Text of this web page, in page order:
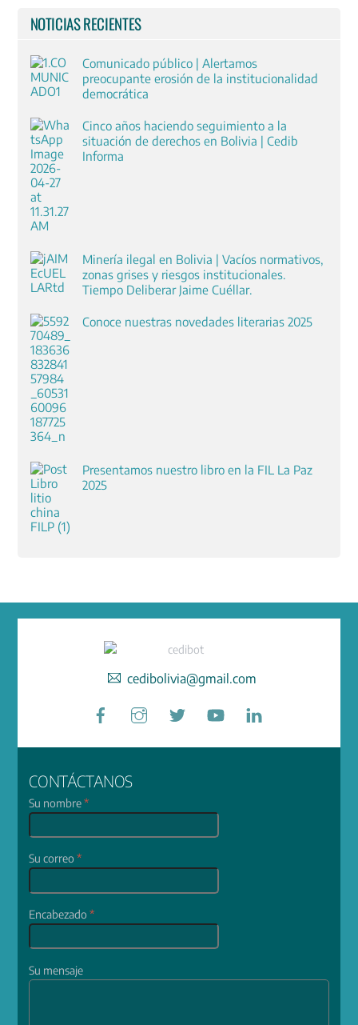
NOTICIAS RECIENTES
Comunicado público | Alertamos
preocupante erosión de la institucionalidad
democrática
Cinco años haciendo seguimiento a la
situación de derechos en Bolivia | Cedib
Informa
Minería ilegal en Bolivia | Vacíos normativos,
zonas grises y riesgos institucionales.
Tiempo Deliberar Jaime Cuéllar.
Conoce nuestras novedades literarias 2025
Presentamos nuestro libro en la FIL La Paz
2025
cedibolivia@gmail.com
Facebook
CONTÁCTANOS
Su nombre*
Su correo*
Encabezado*
Su mensaje